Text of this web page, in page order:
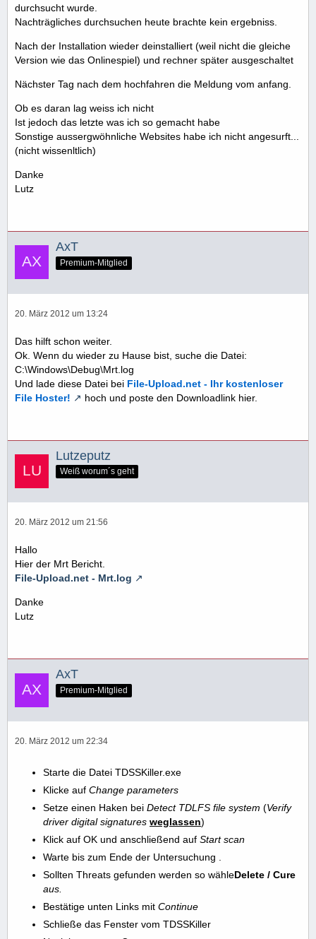
durchsucht wurde.
Nachträgliches durchsuchen heute brachte kein ergebniss.
Nach der Installation wieder deinstalliert (weil nicht die gleiche
Version wie das Onlinespiel) und rechner später ausgeschaltet
Nächster Tag nach dem hochfahren die Meldung vom anfang.
Ob es daran lag weiss ich nicht
Ist jedoch das letzte was ich so gemacht habe
Sonstige aussergwöhnliche Websites habe ich nicht angesurft...
(nicht wissenltlich)
Danke
Lutz
AxT
Premium-Mitglied
20. März 2012 um 13:24
Das hilft schon weiter.
Ok. Wenn du wieder zu Hause bist, suche die Datei:
C:\Windows\Debug\Mrt.log
Und lade diese Datei bei File-Upload.net - Ihr kostenloser
File Hoster!
hoch und poste den Downloadlink hier.
Lutzeputz
Weiß worum´s geht
20. März 2012 um 21:56
Hallo
Hier der Mrt Bericht.
File-Upload.net - Mrt.log
Danke
Lutz
AxT
Premium-Mitglied
20. März 2012 um 22:34
Starte die Datei TDSSKiller.exe
Klicke auf Change parameters
Setze einen Haken bei Detect TDLFS file system (Verify
driver digital signatures weglassen)
Klick auf OK und anschließend auf Start scan
Warte bis zum Ende der Untersuchung .
Sollten Threats gefunden werden so wähleDelete / Cure
aus.
Bestätige unten Links mit Continue
Schließe das Fenster vom TDSSKiller